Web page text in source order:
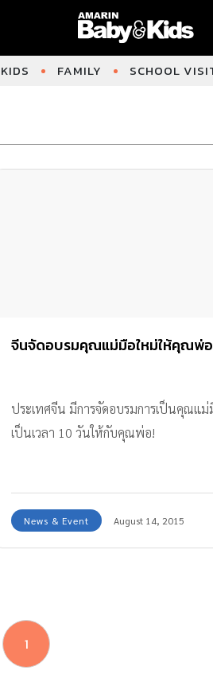
FAMILY SCHOOL
จีนจัดอบรมคุณแม่มือใหม่ให้คุณพ่
ประเทศจีน มีการจัดอบรมการเป็นคุณแม่
เป็นเวลา 10 วันให้กับคุณพ่อ!
News & Event August 14, 2015
1